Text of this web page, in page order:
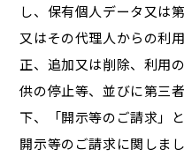
し、保有個人データ又は
又はその代理人からの利
正、追加又は削除、利用
供の停止等、並びに第三
下、「開示等のご請求」
開示等のご請求に関しま